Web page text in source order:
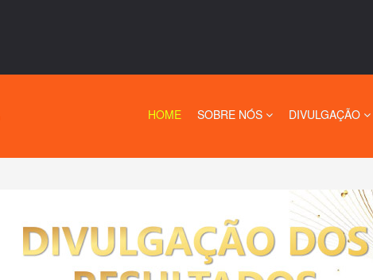
HOME SOBRE NÓS DIVULGAÇÃO